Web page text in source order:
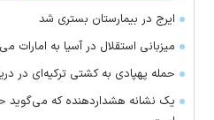
ایرج در بیمارستان بستری شد
میزبانی استقلال در آسیا به امارات
حمله پهپادی به کشتی ترکیه‌ای در
یک نشانه هشداردهنده که